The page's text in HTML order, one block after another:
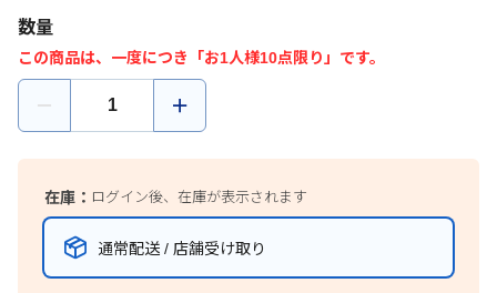
数量
この商品は、一度につき「お1人様10点限り」です。
在庫： ログイン後、在庫が表示されます
通常配送 / 店舗受け取り